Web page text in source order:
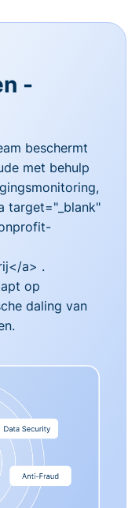
-
beschermt
met behulp
target="_blank"
a> .
op
daling van